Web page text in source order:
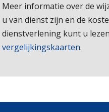
Meer informatie over de
u van dienst zijn en de
dienstverlening kunt u
vergelijkingskaarten.